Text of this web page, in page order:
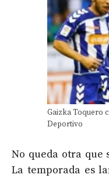
Gaizka Toquero
Deportivo
No queda otra
La temporada es